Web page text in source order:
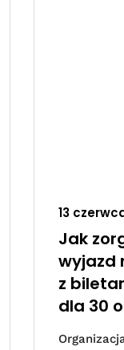
13
Jak
wyjazd
z
dla 30